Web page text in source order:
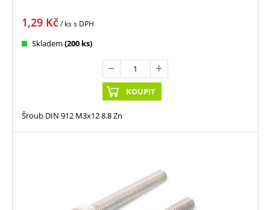
1,29 Kč/ kss DPH
Skladem (200 ks)
KOUPIT
Šroub DIN 912 M3x12 8.8 Zn